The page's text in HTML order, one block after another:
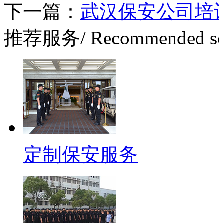
下一篇： 武汉保安公司
推荐服务/ Recommended
定制保安服务